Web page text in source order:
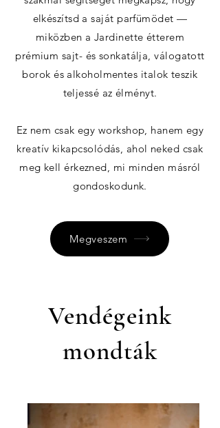
elkészítsd a saját parfümödet —
miközben a Jardinette étterem
prémium sajt- és sonkatálja, válogatott
borok és alkoholmentes italok teszik
teljessé az élményt.
Ez nem csak egy workshop, hanem egy
kreatív kikapcsolódás, ahol neked csak
meg kell érkezned, mi minden másról
gondoskodunk.
Megveszem
Vendégeink
mondták